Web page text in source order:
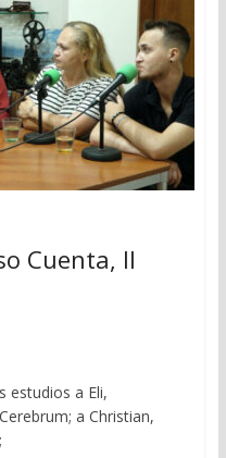
Cuenta, II
estudios a Eli,
a Christian,